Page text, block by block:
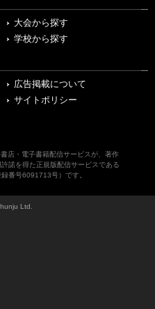
大会から探す
学校から探す
広告掲載について
サイトポリシー
店・電子書籍配信サービスが、著作
諾を得た正規版配信サービスである
番号6091713号）です。
Ltd.